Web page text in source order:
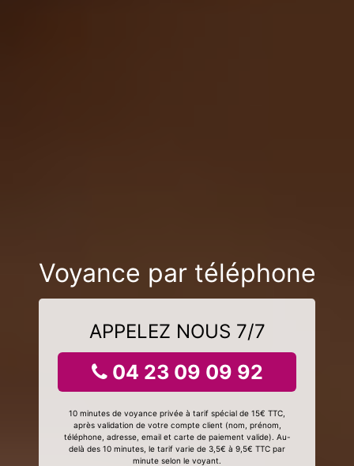
Voyance par téléphone
APPELEZ NOUS 7/7
04 23 09 09 92
10 minutes de voyance privée à tarif spécial de 15€ TTC,
après validation de votre compte client (nom, prénom,
téléphone, adresse, email et carte de paiement valide). Au-
delà des 10 minutes, le tarif varie de 3,5€ à 9,5€ TTC par
minute selon le voyant.